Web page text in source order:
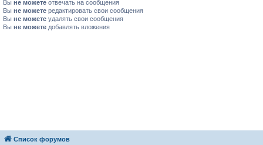
Вы не можете отвечать на сообщения
Вы не можете редактировать свои сообщения
Вы не можете удалять свои сообщения
Вы не можете добавлять вложения
Список форумов